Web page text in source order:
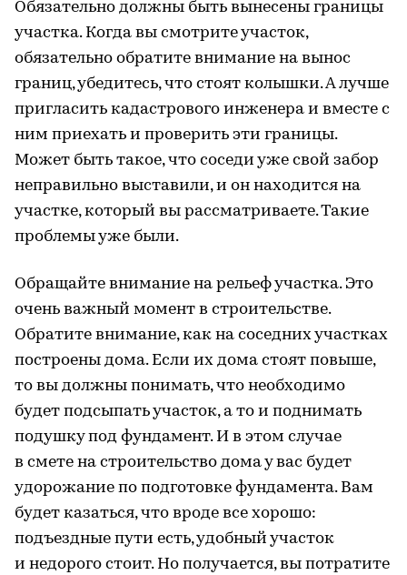
Обязательно должны быть вынесены границы
участка. Когда вы смотрите участок,
обязательно обратите внимание на вынос
границ, убедитесь, что стоят колышки. А лучше
пригласить кадастрового инженера и вместе с
ним приехать и проверить эти границы.
Может быть такое, что соседи уже свой забор
неправильно выставили, и он находится на
участке, который вы рассматриваете. Такие
проблемы уже были.
Обращайте внимание на рельеф участка. Это
очень важный момент в строительстве.
Обратите внимание, как на соседних участках
построены дома. Если их дома стоят повыше,
то вы должны понимать, что необходимо
будет подсыпать участок, а то и поднимать
подушку под фундамент. И в этом случае
в смете на строительство дома у вас будет
удорожание по подготовке фундамента. Вам
будет казаться, что вроде все хорошо:
подъездные пути есть, удобный участок
и недорого стоит. Но получается, вы потратите